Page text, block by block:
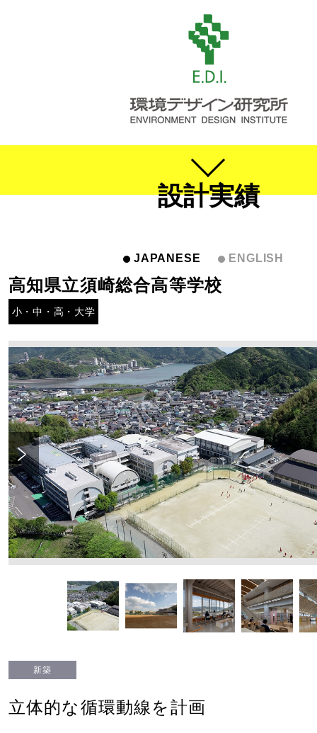
設計実績
JAPANESE ENGLISH
高知県立須崎総合高等学校
小・中・高・大学
Previous
新築
立体的な循環動線を計画